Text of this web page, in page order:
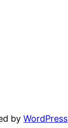
byWordPress